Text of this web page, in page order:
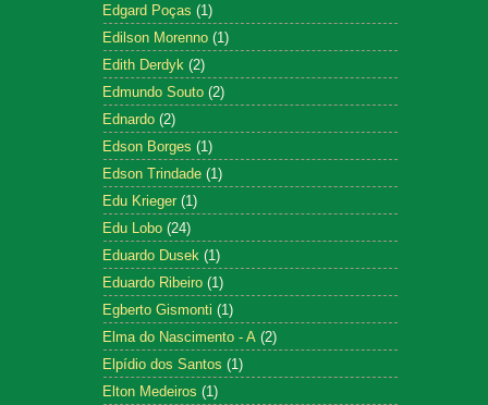
Edgard Poças (1)
Edilson Morenno (1)
Edith Derdyk (2)
Edmundo Souto (2)
Ednardo (2)
Edson Borges (1)
Edson Trindade (1)
Edu Krieger (1)
Edu Lobo (24)
Eduardo Dusek (1)
Eduardo Ribeiro (1)
Egberto Gismonti (1)
Elma do Nascimento - A (2)
Elpídio dos Santos (1)
Elton Medeiros (1)